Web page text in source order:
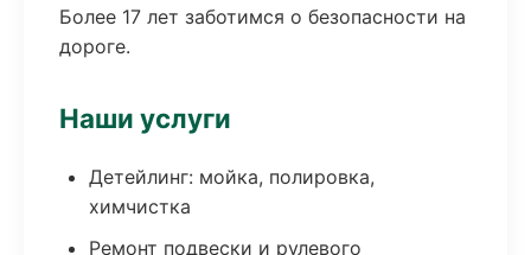
Более 17 лет заботимся о безопасности на
дороге.
Наши услуги
Детейлинг: мойка, полировка,
химчистка
Ремонт подвески и рулевого